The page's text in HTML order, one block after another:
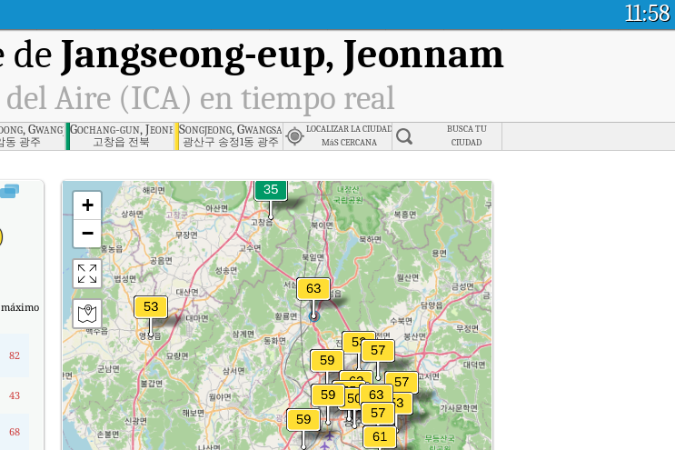
11:58
de Jangseong-eup, Jeonnam
Aire (ICA) en tiempo real
Gwangju
동 광주
Gochang-gun, Jeonbuk
고창읍 전북
Songjeong, Gwangsan-gu, Gwangju
광산구 송정1동 광주
LOCALIZAR LA CIUDAD
MáS CERCANA
BUSCA TU
CIUDAD
Jangseong-eup, Jeonnam en tiempo real.
máximo
82
43
68
+
−